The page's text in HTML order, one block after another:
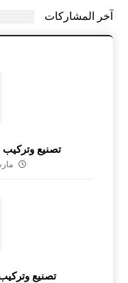
آخر المشاركات
تصنيع
مارس
تصنيع